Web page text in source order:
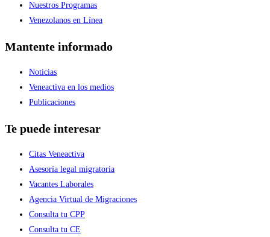
Nuestros Programas
Venezolanos en Línea
Mantente informado
Noticias
Veneactiva en los medios
Publicaciones
Te puede interesar
Citas Veneactiva
Asesoría legal migratoria
Vacantes Laborales
Agencia Virtual de Migraciones
Consulta tu CPP
Consulta tu CE